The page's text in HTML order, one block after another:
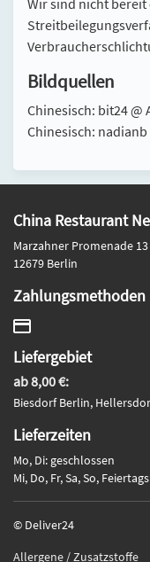
Bildquellen
Chinesisch: bit24 @
Chinesisch: nadianb
China Restaurant
Marzahner Promenade 13
12679 Berlin
Zahlungsmethoden
Liefergebiet
ab 8,00 €:
Biesdorf Berlin,
Lieferzeiten
Mo, Di: geschlossen
Mi, Do, Fr, Sa, So,
© Deliver24
Allergene / Zusatzstoffe